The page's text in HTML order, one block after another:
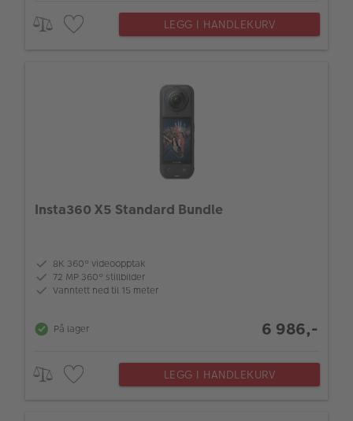
LEGG I HANDLEKURV
Insta360 X5 Standard Bundle
8K 360° videoopptak
72 MP 360° stillbilder
Vanntett ned til 15 meter
På lager 6 986,-
LEGG I HANDLEKURV